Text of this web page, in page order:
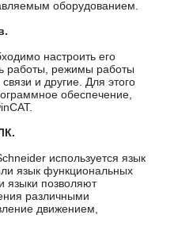
оборудованием.
настроить его
работы, режимы работы
и другие. Для этого
обеспечение,
используется язык
язык функциональных
языки позволяют
различными
движением,